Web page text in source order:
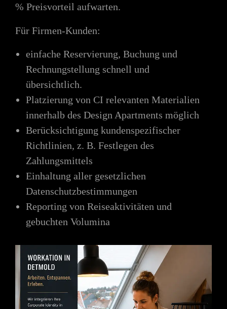
% Preisvorteil aufwarten.
Für Firmen-Kunden:
einfache Reservierung, Buchung und
Rechnungstellung schnell und
übersichtlich.
Platzierung von CI relevanten Materialien
innerhalb des Design Apartments möglich
Berücksichtigung kundenspezifischer
Richtlinien, z. B. Festlegen des
Zahlungsmittels
Einhaltung aller gesetzlichen
Datenschutzbestimmungen
Reporting von Reiseaktivitäten und
gebuchten Volumina